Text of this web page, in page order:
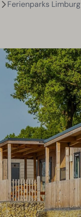
Ferienparks Limburg